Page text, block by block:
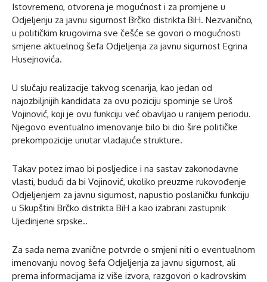
Istovremeno, otvorena je mogućnost i za promjene u
Odjeljenju za javnu sigurnost Brčko distrikta BiH. Nezvanično,
u političkim krugovima sve češće se govori o mogućnosti
smjene aktuelnog šefa Odjeljenja za javnu sigurnost Egrina
Husejnovića.
U slučaju realizacije takvog scenarija, kao jedan od
najozbiljnijih kandidata za ovu poziciju spominje se Uroš
Vojinović, koji je ovu funkciju već obavljao u ranijem periodu.
Njegovo eventualno imenovanje bilo bi dio šire političke
prekompozicije unutar vladajuće strukture.
Takav potez imao bi posljedice i na sastav zakonodavne
vlasti, budući da bi Vojinović, ukoliko preuzme rukovođenje
Odjeljenjem za javnu sigurnost, napustio poslaničku funkciju
u Skupštini Brčko distrikta BiH a kao izabrani zastupnik
Ujedinjene srpske..
Za sada nema zvanične potvrde o smjeni niti o eventualnom
imenovanju novog šefa Odjeljenja za javnu sigurnost, ali
prema informacijama iz više izvora, razgovori o kadrovskim